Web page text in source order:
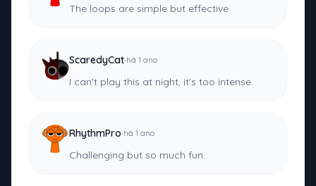
The loops are simple but effective.
ScaredyCat·há 1 ano
I can't play this at night, it's too intense.
RhythmPro·há 1 ano
Challenging but so much fun.